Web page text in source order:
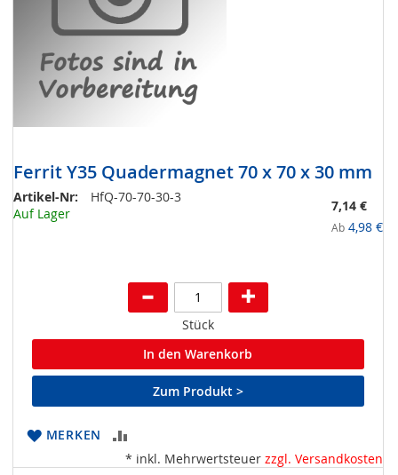
Ferrit Y35 Quadermagnet 70 x 70 x 30 mm
Artikel-Nr:
HfQ-70-70-30-3
Auf Lager
7,14 €
Ab 4,98 €
Stück
In den Warenkorb
Zum Produkt >
MERKEN
VERGLEICHSLISTE
* inkl. Mehrwertsteuer zzgl. Versandkosten